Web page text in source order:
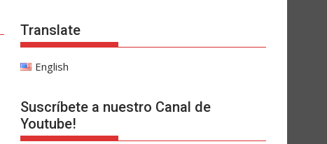
Translate
English
Suscríbete a nuestro Canal de
Youtube!